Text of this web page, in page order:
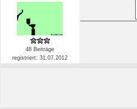
48 Beiträge
registriert: 31.07.2012